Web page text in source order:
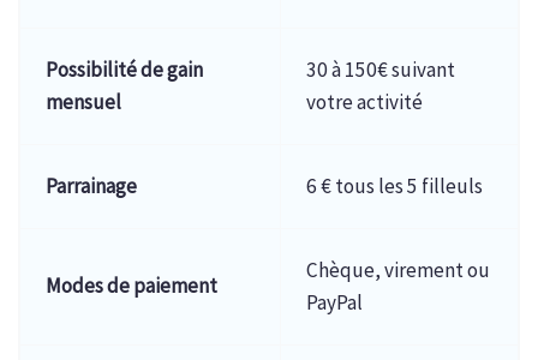
Possibilité de gain
mensuel
30 à 150€ suivant
votre activité
Parrainage 6 € tous les 5 filleuls
Modes de paiement
Chèque, virement ou
PayPal